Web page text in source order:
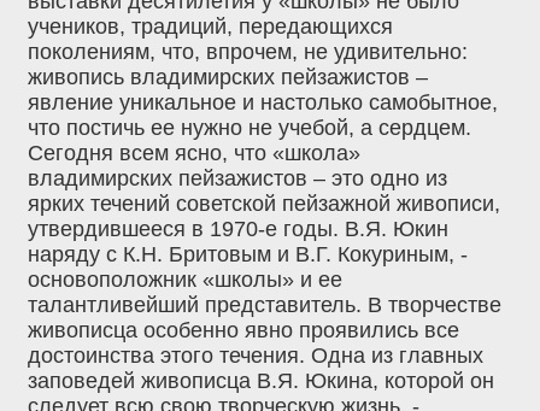
учеников, традиций, передающихся
поколениям, что, впрочем, не удивительно:
живопись владимирских пейзажистов –
явление уникальное и настолько самобытное,
что постичь ее нужно не учебой, а сердцем.
Сегодня всем ясно, что «школа»
владимирских пейзажистов – это одно из
ярких течений советской пейзажной живописи,
утвердившееся в 1970-е годы. В.Я. Юкин
наряду с К.Н. Бритовым и В.Г. Кокуриным, -
основоположник «школы» и ее
талантливейший представитель. В творчестве
живописца особенно явно проявились все
достоинства этого течения. Одна из главных
заповедей живописца В.Я. Юкина, которой он
следует всю свою творческую жизнь, -